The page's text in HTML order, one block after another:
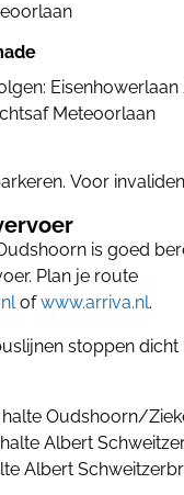
Meteoorlaan
Voor
is goed
Plan je route
ofwww.arriva.nl.
stoppen dicht
halte Oudshoorn/
halte Albert
Albert